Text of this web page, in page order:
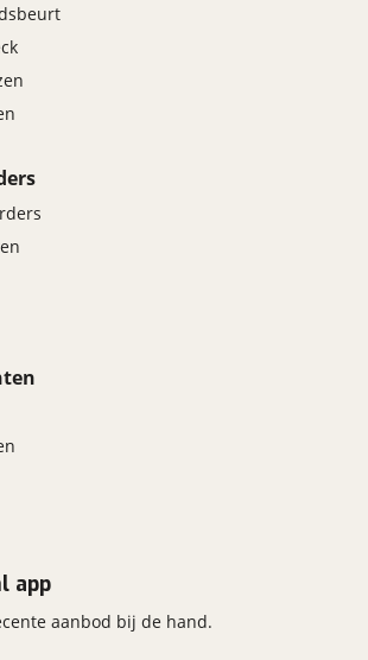
app
aanbod bij de hand.